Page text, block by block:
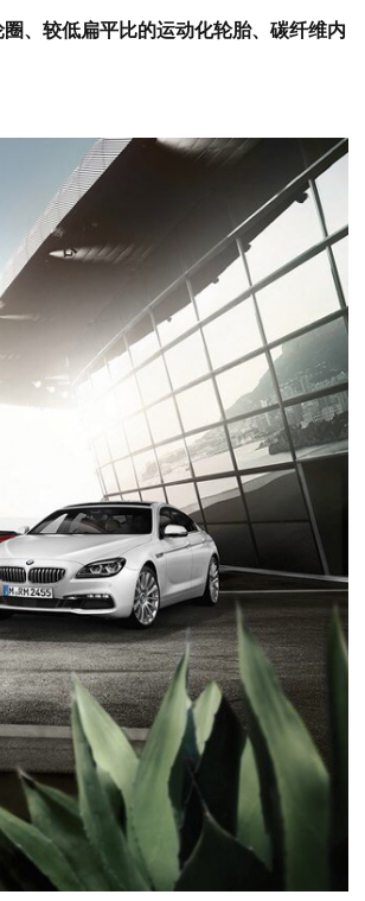
、较低扁平比的运动化轮胎、碳纤维内